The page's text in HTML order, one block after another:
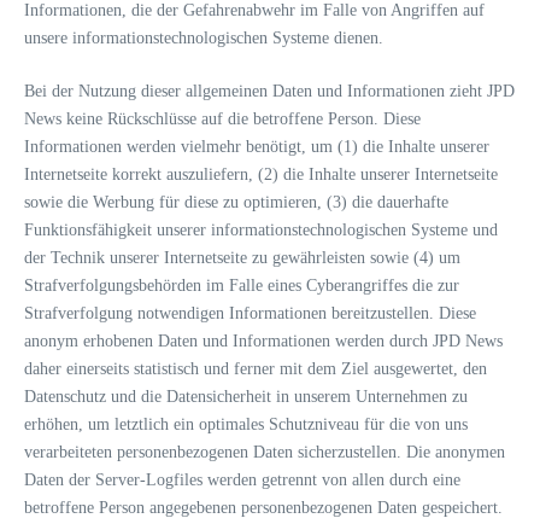
Informationen, die der Gefahrenabwehr im Falle von Angriffen auf
unsere informationstechnologischen Systeme dienen.
Bei der Nutzung dieser allgemeinen Daten und Informationen zieht JPD
News keine Rückschlüsse auf die betroffene Person. Diese
Informationen werden vielmehr benötigt, um (1) die Inhalte unserer
Internetseite korrekt auszuliefern, (2) die Inhalte unserer Internetseite
sowie die Werbung für diese zu optimieren, (3) die dauerhafte
Funktionsfähigkeit unserer informationstechnologischen Systeme und
der Technik unserer Internetseite zu gewährleisten sowie (4) um
Strafverfolgungsbehörden im Falle eines Cyberangriffes die zur
Strafverfolgung notwendigen Informationen bereitzustellen. Diese
anonym erhobenen Daten und Informationen werden durch JPD News
daher einerseits statistisch und ferner mit dem Ziel ausgewertet, den
Datenschutz und die Datensicherheit in unserem Unternehmen zu
erhöhen, um letztlich ein optimales Schutzniveau für die von uns
verarbeiteten personenbezogenen Daten sicherzustellen. Die anonymen
Daten der Server-Logfiles werden getrennt von allen durch eine
betroffene Person angegebenen personenbezogenen Daten gespeichert.